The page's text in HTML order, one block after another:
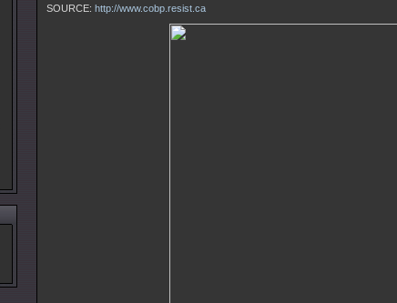
SOURCE: http://www.cobp.resist.ca